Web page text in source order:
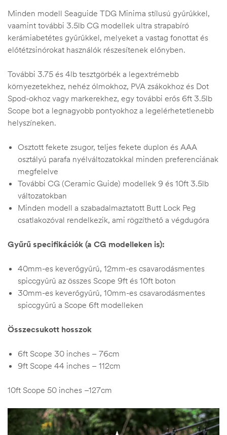
Minden modell Seaguide TDG Minima stílusú gyűrűkkel,
vaamint további 3.5lb CG modellek ultra strapabíró
kerámiabetétes gyűrűkkel, melyeket a vastag fonottat és
előtétzsinórokat használók részesítenek előnyben.
További 3.75 és 4lb tesztgörbék a legextrémebb
környezetekhez, nehéz ólmokhoz, PVA zsákokhoz és Dot
Spod-okhoz vagy markerekhez, egy további erős 6ft 3.5lb
Scope bot a legnagyobb pontyokhoz a legelérhetetlenebb
helyszíneken.
Osztott fekete zsugor, teljes fekete duplon és AAA
osztályú parafa nyélváltozatokkal minden preferenciának
megfelelve
További CG (Ceramic Guide) modellek 9 és 10ft 3.5lb
változatokban
Minden modell a szabadalmaztatott Butt Lock Peg
csatlakozóval rendelkezik, ami rögzíthető a végdugóra
Gyűrű specifikációk (a CG modelleken is):
40mm-es keverőgyűrű, 12mm-es csavarodásmentes
spiccgyűrű az összes Scope 9ft és 10ft boton
30mm-es keverőgyűrű, 10mm-es csavarodásmentes
spiccgyűrű a Scope 6ft modelleken
Összecsukott hosszok
6ft Scope 30 inches – 76cm
9ft Scope 44 inches – 112cm
10ft Scope 50 inches –127cm